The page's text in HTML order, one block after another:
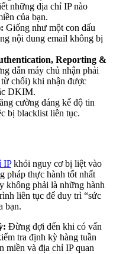
những địa chỉ IP nào
của bạn.
Giống như một con dấu
nội dung email không bị
Reporting &
dẫn máy chủ nhận phải
chối) khi nhận được
DKIM.
cường đáng kể độ tin
bị blacklist liên tục.
IPkhỏi nguy cơ bị liệt vào
pháp thực hành tốt nhất
không phải là những hành
liên tục để duy trì “sức
bạn.
Đừng đợi đến khi có vấn
tra định kỳ hàng tuần
miền và địa chỉ IP quan